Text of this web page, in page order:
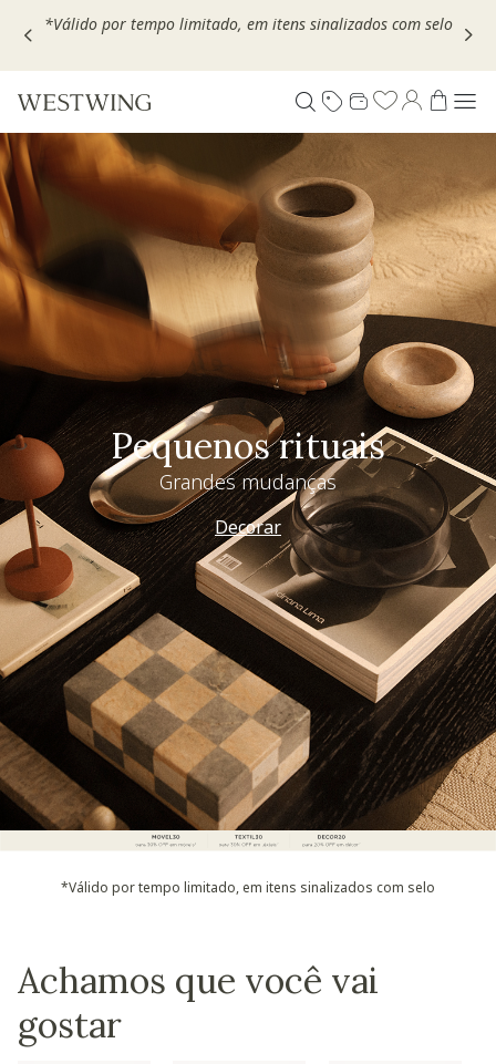
Escolha seu VOUCHER e ganhe até 30% OFF*: useMOVEL30,
Pequenos rituais
Grandes mudanças
Decorar
*Válido por tempo limitado, em itens sinalizados com selo
Achamos que você vai
gostar